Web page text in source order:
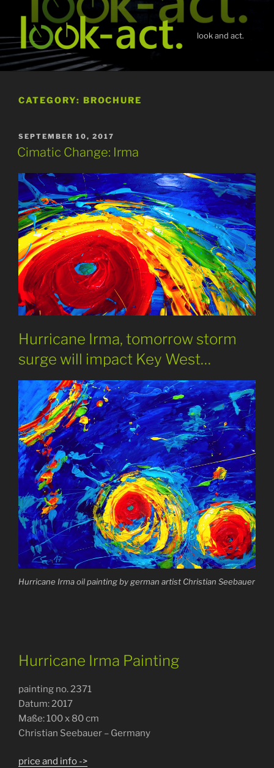
content
look and act.
CATEGORY: BROCHURE
POSTED
ON
SEPTEMBER 10, 2017
Cimatic Change: Irma
Hurricane Irma, tomorrow storm
surge will impact Key West…
Hurricane Irma oil painting by german artist Christian Seebauer
Hurricane Irma Painting
painting no. 2371
Datum: 2017
Maße: 100 x 80 cm
Christian Seebauer – Germany
price and info ->